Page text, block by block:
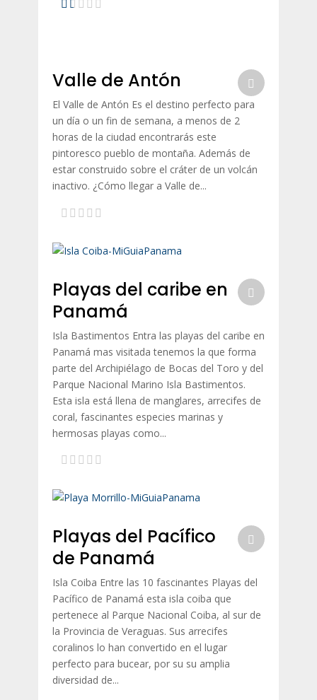
Valle de Antón
El Valle de Antón Es el destino perfecto para
un día o un fin de semana, a menos de 2
horas de la ciudad encontrarás este
pintoresco pueblo de montaña. Además de
estar construido sobre el cráter de un volcán
inactivo. ¿Cómo llegar a Valle de...
Playas del caribe en
Panamá
Isla Bastimentos Entra las playas del caribe en
Panamá mas visitada tenemos la que forma
parte del Archipiélago de Bocas del Toro y del
Parque Nacional Marino Isla Bastimentos.
Esta isla está llena de manglares, arrecifes de
coral, fascinantes especies marinas y
hermosas playas como...
Playas del Pacífico
de Panamá
Isla Coiba Entre las 10 fascinantes Playas del
Pacífico de Panamá esta isla coiba que
pertenece al Parque Nacional Coiba, al sur de
la Provincia de Veraguas. Sus arrecifes
coralinos lo han convertido en el lugar
perfecto para bucear, por su su amplia
diversidad de...